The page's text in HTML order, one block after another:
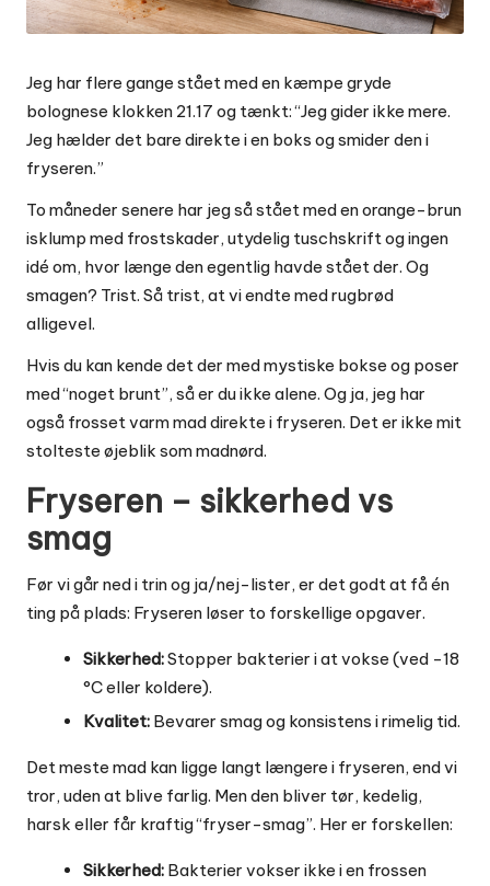
Jeg har flere gange stået med en kæmpe gryde
bolognese klokken 21.17 og tænkt: “Jeg gider ikke mere.
Jeg hælder det bare direkte i en boks og smider den i
fryseren.”
To måneder senere har jeg så stået med en orange-brun
isklump med frostskader, utydelig tuschskrift og ingen
idé om, hvor længe den egentlig havde stået der. Og
smagen? Trist. Så trist, at vi endte med rugbrød
alligevel.
Hvis du kan kende det der med mystiske bokse og poser
med “noget brunt”, så er du ikke alene. Og ja, jeg har
også frosset varm mad direkte i fryseren. Det er ikke mit
stolteste øjeblik som madnørd.
Fryseren – sikkerhed vs
smag
Før vi går ned i trin og ja/nej-lister, er det godt at få én
ting på plads: Fryseren løser to forskellige opgaver.
Sikkerhed:Stopper bakterier i at vokse (ved -18
°C eller koldere).
Kvalitet: Bevarer smag og konsistens i rimelig tid.
Det meste mad kan ligge langt længere i fryseren, end vi
tror, uden at blive farlig. Men den bliver tør, kedelig,
harsk eller får kraftig “fryser-smag”. Her er forskellen:
Sikkerhed: Bakterier vokser ikke i en frossen